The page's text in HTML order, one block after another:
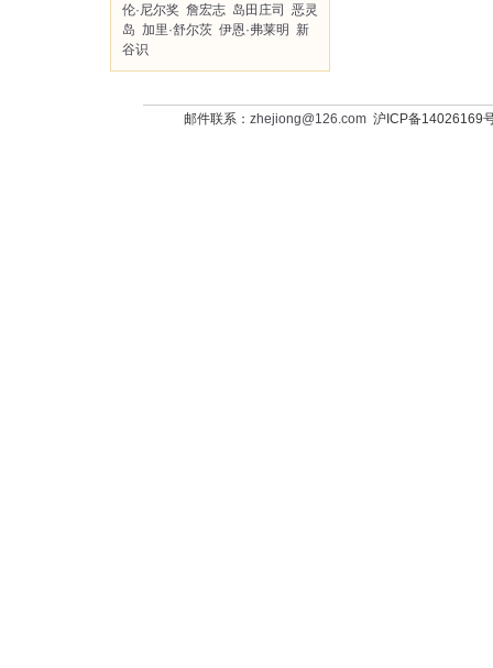
伦·尼尔奖 詹宏志 岛田庄司
恶灵
岛 加里·舒尔茨 伊恩·弗莱明
新
谷识
邮件联系： zhejiong@126.com沪ICP备14026169